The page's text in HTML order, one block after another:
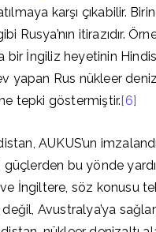
karşı çıkabilir.
Rusya’nın itirazıdır.
bir İngiliz heyetinin
yapan Rus nükleer
tepki göstermiştir.[6]
AUKUS’un
güçlerden bu yönde
İngiltere, söz konusu
değil, Avustralya’ya